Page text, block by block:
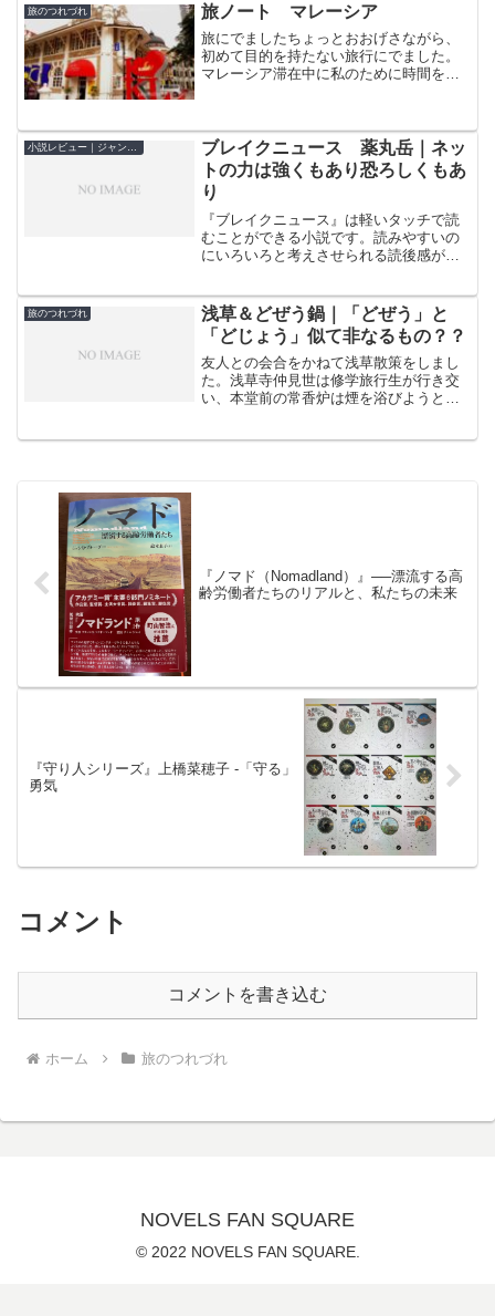
旅のつれづれ 旅ノート マレーシア
旅にでましたちょっとおおげさながら、
初めて目的を持たない旅行にでました。
マレーシア滞在中に私のために時間を割
く着陸しました、さすが全...
小説レビュー｜ジャンル別
ブレイクニュース 薬丸岳｜ネッ
トの力は強くもあり恐ろしくもあ
り
『ブレイクニュース』は軽いタッチで読
むことができる小説です。読みやすいの
にいろいろと考えさせられる読後感が残
達、SNSを題材にしているからです。
主人公はユーチューブに...
旅のつれづれ
浅草＆どぜう鍋｜「どぜう」と
「どじょう」似て非なるもの？？
友人との会合をかねて浅草散策をしまし
た。浅草寺仲見世は修学旅行生が行き交
い、本堂前の常香炉は煙を浴びようと
『ノマド（Nomadland）』──漂流する高
齢労働者たちのリアルと、私たちの未来
『守り人シリーズ』上橋菜穂子 -「守る」
勇気
コメント
コメントを書き込む
ホーム 旅のつれづれ
NOVELS FAN SQUARE
© 2022 NOVELS FAN SQUARE.